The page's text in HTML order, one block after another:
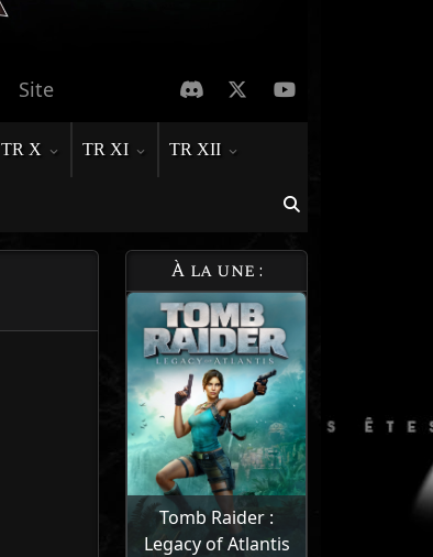
Site
TR X TR XI TR XII
À la une :
Tomb Raider :
Legacy of Atlantis